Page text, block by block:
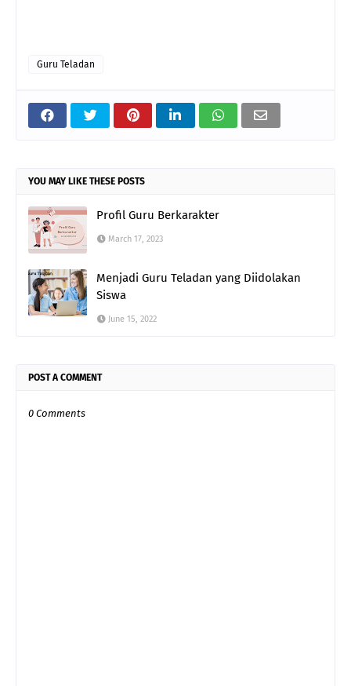
Guru Teladan
YOU MAY LIKE THESE POSTS
Profil Guru Berkarakter
March 17, 2023
Menjadi Guru Teladan yang Diidolakan
Siswa
June 15, 2022
POST A COMMENT
0 Comments